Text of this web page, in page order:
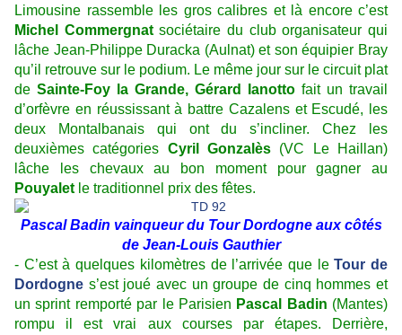
Limousine rassemble les gros calibres et là encore c’est
Michel Commergnatsociétaire du club organisateur qui
lâche Jean-Philippe Duracka (Aulnat) et son équipier Bray
qu’il retrouve sur le podium. Le même jour sur le circuit plat
de Sainte-Foy la Grande, Gérard Ianotto fait un travail
d’orfèvre en réussissant à battre Cazalens et Escudé, les
deux Montalbanais qui ont du s’incliner. Chez les
deuxièmes catégories Cyril Gonzalès (VC Le Haillan)
lâche les chevaux au bon moment pour gagner au
Pouyalet le traditionnel prix des fêtes.
Pascal Badin vainqueur du Tour Dordogne aux côtés
de Jean-Louis Gauthier
- C’est à quelques kilomètres de l’arrivée que leTour de
Dordogne s’est joué avec un groupe de cinq hommes et
un sprint remporté par le Parisien Pascal Badin (Mantes)
rompu il est vrai aux courses par étapes. Derrière,